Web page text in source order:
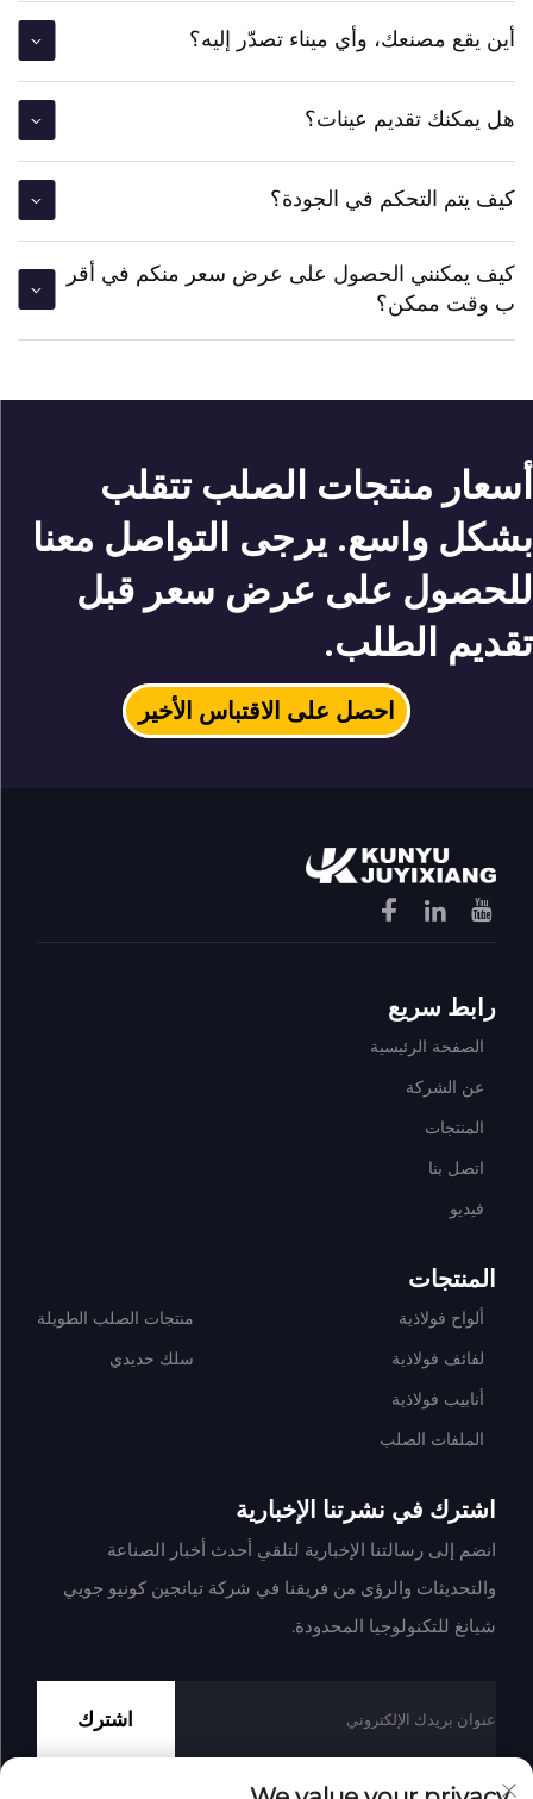
أين يقع مصنعك، وأي ميناء تصدّر إليه؟
هل يمكنك تقديم عينات؟
كيف يتم التحكم في الجودة؟
كيف يمكنني الحصول على عرض سعر منكم في أقر
ب وقت ممكن؟
أسعار منتجات الصلب تتقلب
بشكل واسع. يرجى التواصل معنا
للحصول على عرض سعر قبل
تقديم الطلب.
احصل على الاقتباس الأخير
رابط سريع
الصفحة الرئيسية
عن الشركة
المنتجات
اتصل بنا
فيديو
المنتجات
ألواح فولاذية
لفائف فولاذية
أنابيب فولاذية
الملفات الصلب
منتجات الصلب الطويلة
سلك حديدي
اشترك في نشرتنا الإخبارية
انضم إلى رسالتنا الإخبارية لتلقي أحدث أخبار الصناعة
والتحديثات والرؤى من فريقنا في شركة تيانجين كونيو جويي
شيانغ للتكنولوجيا المحدودة.
اشترك